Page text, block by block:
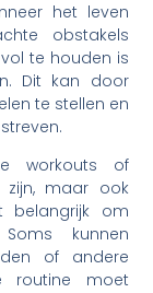
het leven
obstakels
te houden is
Dit kan door
te stellen en
workouts of
zijn, maar ook
belangrijk om
kunnen
of andere
routine moet